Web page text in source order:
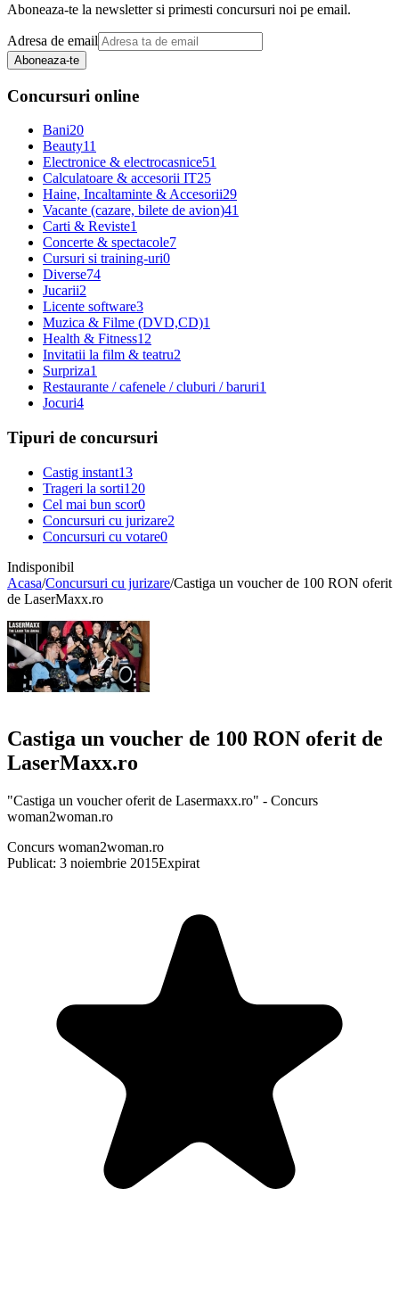
Aboneaza-te la newsletter si primesti concursuri noi pe email.
Adresa de email
Aboneaza-te
Concursuri online
Bani20
Beauty11
Electronice & electrocasnice51
Calculatoare & accesorii IT25
Haine, Incaltaminte & Accesorii29
Vacante (cazare, bilete de avion)41
Carti & Reviste1
Concerte & spectacole7
Cursuri si training-uri0
Diverse74
Jucarii2
Licente software3
Muzica & Filme (DVD,CD)1
Health & Fitness12
Invitatii la film & teatru2
Surpriza1
Restaurante / cafenele / cluburi / baruri1
Jocuri4
Tipuri de concursuri
Castig instant13
Trageri la sorti120
Cel mai bun scor0
Concursuri cu jurizare2
Concursuri cu votare0
Indisponibil
Acasa/Concursuri cu jurizare/Castiga un voucher de 100 RON oferit
de LaserMaxx.ro
Castiga un voucher de 100 RON oferit de
LaserMaxx.ro
"Castiga un voucher oferit de Lasermaxx.ro" - Concurs
woman2woman.ro
Concurs woman2woman.ro
Publicat: 3 noiembrie 2015Expirat